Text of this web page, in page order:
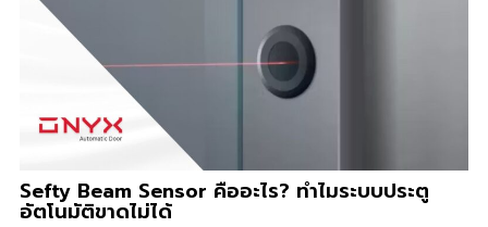
Sefty Beam Sensor คืออะไร? ทำไมระบบประตู
อัตโนมัติขาดไม่ได้